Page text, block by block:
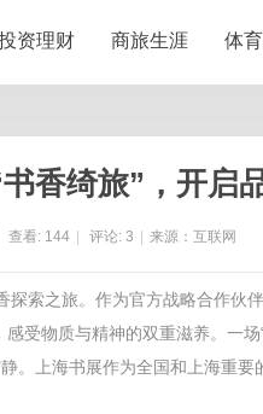
资理财 商旅生涯 体
香绮旅”，开启
查看: 144 评论: 3 来源：互联网
索之旅。作为官方战略合作伙
受物质与精神的双重滋养。一
。上海书展作为全国和上海重要